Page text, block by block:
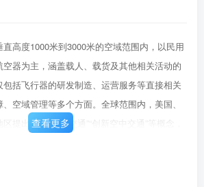
高度1000米到3000米的空域范围内，以民用
器为主，涵盖载人、载货及其他相关活动的
括飞行器的研发制造、运营服务等直接相关
空域管理等多个方面。全球范围内，美国、
提出“城市空中交通”“创新空中交通”等概念，
查看更多